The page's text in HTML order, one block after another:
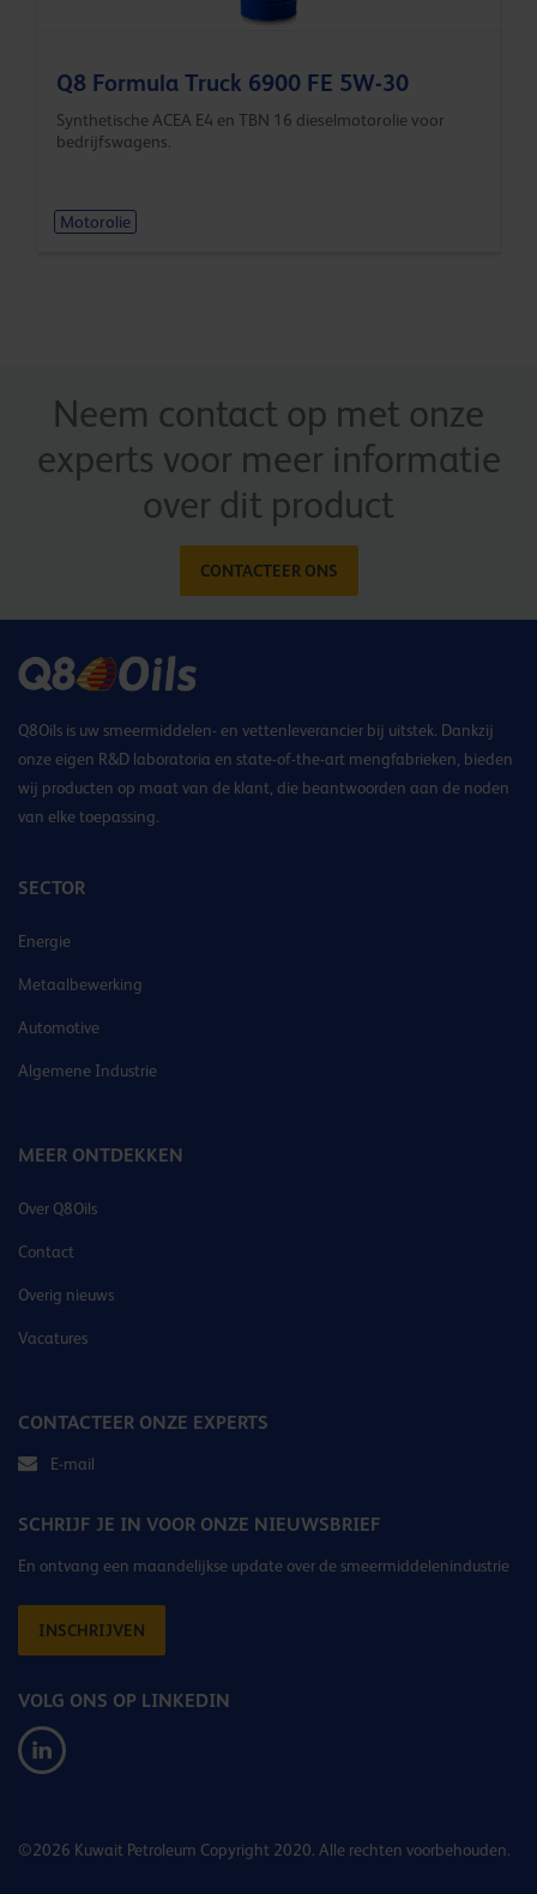
Q8 Formula Truck 6900 FE 5W-30
Synthetische ACEA E4 en TBN 16 dieselmotorolie voor
bedrijfswagens.
Motorolie
Neem contact op met onze
experts voor meer informatie
over dit product
CONTACTEER ONS
Q8Oils is uw smeermiddelen- en vettenleverancier bij uitstek. Dankzij
onze eigen R&D laboratoria en state-of-the-art mengfabrieken, bieden
wij producten op maat van de klant, die beantwoorden aan de noden
van elke toepassing.
SECTOR
Energie
Metaalbewerking
Automotive
Algemene Industrie
MEER ONTDEKKEN
Over Q8Oils
Contact
Overig nieuws
Vacatures
CONTACTEER ONZE EXPERTS
E-mail
SCHRIJF JE IN VOOR ONZE NIEUWSBRIEF
En ontvang een maandelijkse update over de smeermiddelenindustrie
INSCHRIJVEN
VOLG ONS OP LINKEDIN
©2026 Kuwait Petroleum Copyright 2020. Alle rechten voorbehouden.